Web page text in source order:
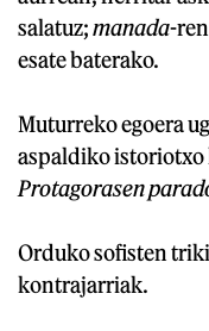
salatuz;manada-
esate baterako.
Muturreko egoera
aspaldiko istoriotxo
Protagorasen
Orduko sofisten
kontrajarriak.